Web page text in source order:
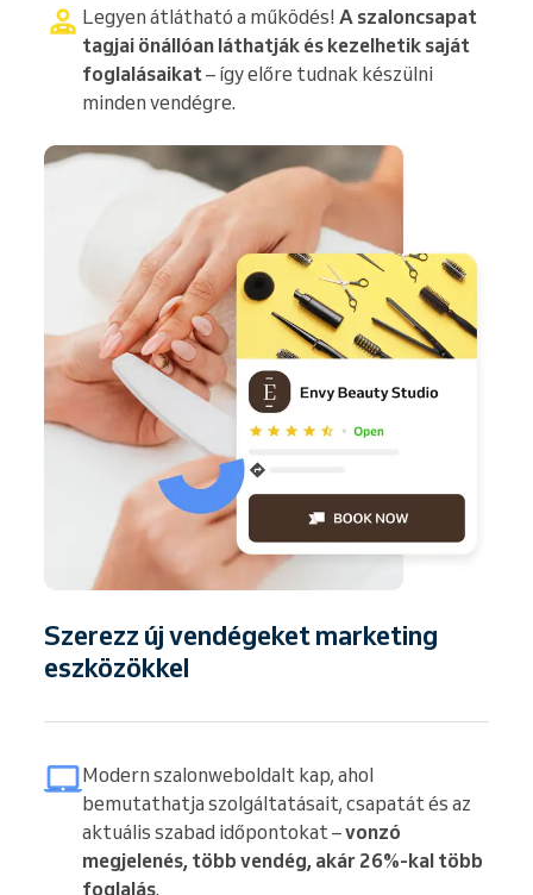
Legyen átlátható a működés! A szaloncsapat
tagjai önállóan láthatják és kezelhetik saját
foglalásaikat – így előre tudnak készülni
minden vendégre.
Szerezz új vendégeket marketing
eszközökkel
Modern szalonweboldalt kap, ahol
bemutathatja szolgáltatásait, csapatát és az
aktuális szabad időpontokat –vonzó
megjelenés, több vendég, akár 26%-kal több
foglalás.